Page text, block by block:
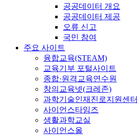
공공데이터 개요
공공데이터 제공
오류 신고
국민 참여
주요 사이트
융합교육(STEAM)
교육기부 포털사이트
종합·원격교육연수원
창의교육넷(크레존)
과학기술인재진로지원센터
사이언스타임즈
생활과학교실
사이언스올